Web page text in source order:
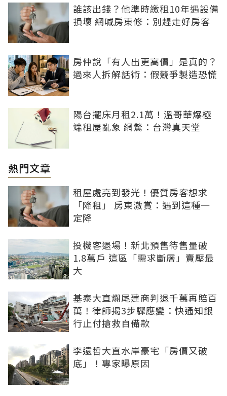
誰該出錢？他準時繳租10年遇設備
損壞 網喊房東修：別趕走好房客
房仲說「有人出更高價」是真的？
過來人拆解話術：假競爭製造恐慌
陽台擺床月租2.1萬！溫哥華爆極
端租屋亂象 網驚：台灣真天堂
熱門文章
租屋處亮到發光！優質房客想求
「降租」 房東激賞：遇到這種一
定降
投機客退場！新北預售待售量破
1.8萬戶 這區「需求斷層」賣壓最
大
基泰大直爛尾建商判退千萬再賠百
萬！律師揭3步驟應變：快通知銀
行止付搶救自備款
李遠哲大直水岸豪宅「房價又破
底」！專家曝原因